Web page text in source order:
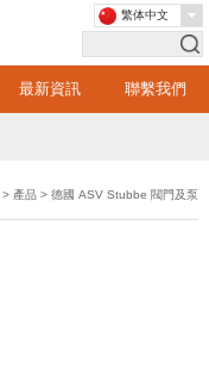
最新資訊 聯繫我們
繁体中文
> 產品 > 德國 ASV Stubbe 閥門及泵